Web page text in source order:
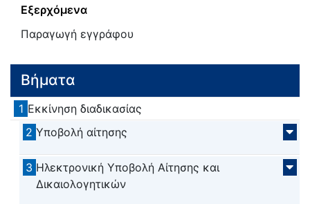
Εξερχόμενα
Παραγωγή εγγράφου
Βήματα
1 Εκκίνηση διαδικασίας
2 Υποβολή αίτησης
3 Ηλεκτρονική Υποβολή Αίτησης και
Δικαιολογητικών